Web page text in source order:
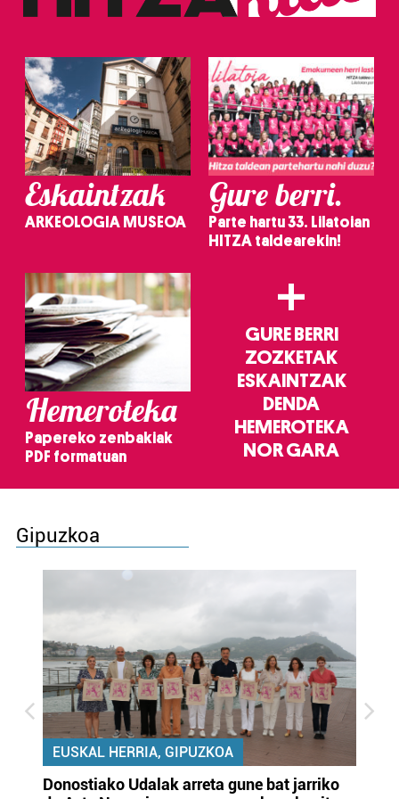
erabiltzeko baimen esplizitua ematen diguzu. Gehiago
Eskaintzak
ARKEOLOGIA MUSEOA
Gure berri.
Parte hartu 33. Lilatoian
HITZA taldearekin!
Hemeroteka
Papereko zenbakiak
PDF formatuan
+
GURE BERRI
ZOZKETAK
ESKAINTZAK
DENDA
HEMEROTEKA
NOR GARA
Gipuzkoa
EUSKAL HERRIA, GIPUZKOA
Donostiako Udalak arreta gune bat jarriko